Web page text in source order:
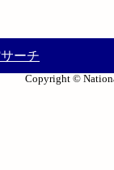
ーチ
Copyright ©